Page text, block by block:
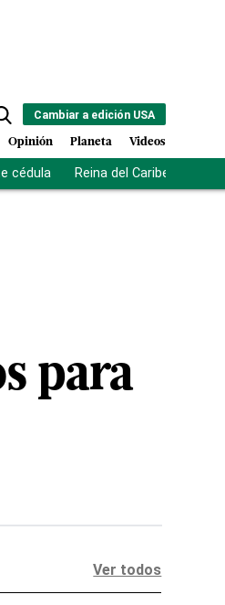
Cambiar a edición USA
Opinión Planeta Videos
cédula Reina del Caribe
para
Ver todos